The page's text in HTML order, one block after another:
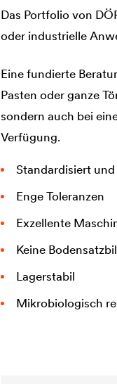
Das Portfolio von
oder industrielle
Eine fundierte
Pasten oder ganze
sondern auch bei
Verfügung.
Standardisiert
Enge Toleranzen
Exzellente
Keine
Lagerstabil
Mikrobiologisch